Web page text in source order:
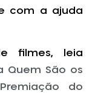
com a ajuda
filmes, leia
Quem São os
do